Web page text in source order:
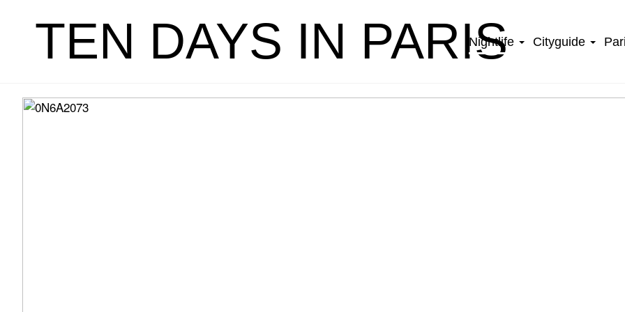
TEN DAYS IN PARIS
Nightlife Cityguide